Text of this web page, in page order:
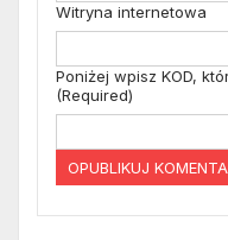
Witryna internetowa
Poniżej wpisz KOD,
(Required)